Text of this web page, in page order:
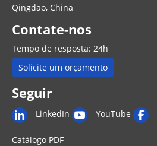
Qingdao, China
Contate-nos
Tempo de resposta: 24h
Solicite um orçamento
Seguir
LinkedIn YouTube
Catálogo PDF